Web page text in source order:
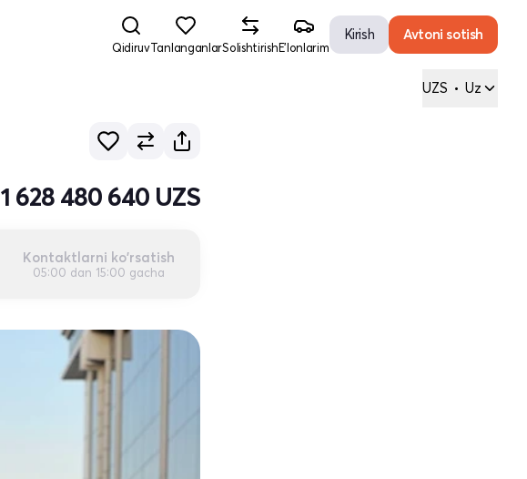
QidiruvTanlanganlarSolishtirishE'lonlarim
Kirish Avtoni sotish
UZS • Uz
1 628 480 640 UZS
Kontaktlarni ko'rsatish
05:00 dan 15:00 gacha